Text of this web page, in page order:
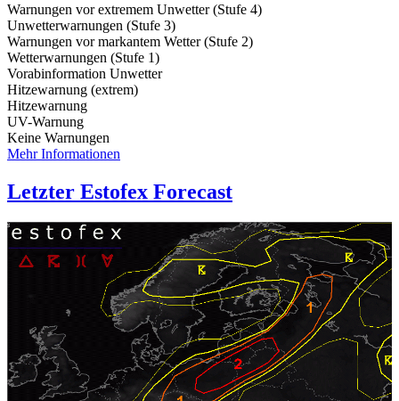
Warnungen vor extremem Unwetter (Stufe 4)
Unwetterwarnungen (Stufe 3)
Warnungen vor markantem Wetter (Stufe 2)
Wetterwarnungen (Stufe 1)
Vorabinformation Unwetter
Hitzewarnung (extrem)
Hitzewarnung
UV-Warnung
Keine Warnungen
Mehr Informationen
Letzter Estofex Forecast